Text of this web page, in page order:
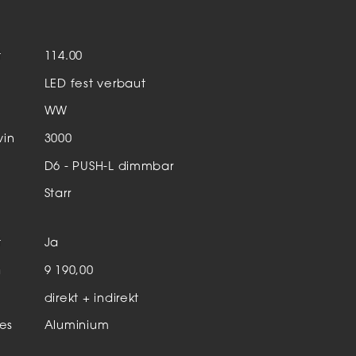
114.00
LED fest verbaut
WW
3000
D6 - PUSH-L dimmbar
Starr
Ja
9 190,00
direkt + indirekt
Aluminium